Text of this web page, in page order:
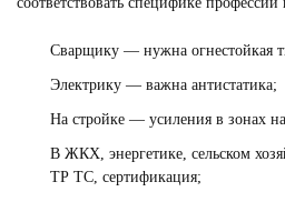
Сварщику — нужна огнестойкая
Электрику — важна антистатика;
На стройке — усиления в зонах
В ЖКХ, энергетике, сельском
ТР ТС, сертификация;